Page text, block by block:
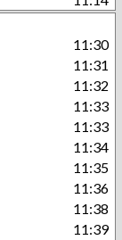
11:30
11:31
11:32
11:33
11:33
11:34
11:35
11:36
11:38
11:39